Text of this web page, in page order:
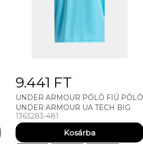
9.441 FT
UNDER ARMOUR PÓLÓ FIÚ PÓLÓ
UNDER ARMOUR UA TECH BIG
LOGO SS
1363283-481